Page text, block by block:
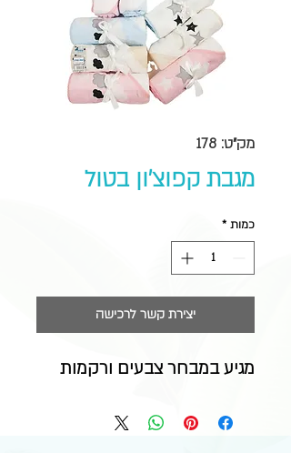
מק"ט: 178
מגבת קפוצ'ון בטול
כמות *
יצירת קשר לרכישה
מגיע במבחר צבעים ורקמות